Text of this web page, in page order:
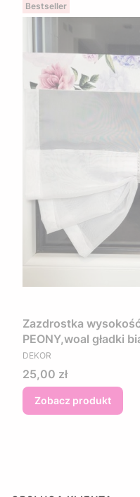
Bestseller
Zazdrostka
PEONY,woal gładki
kwiaty w kolorze
PRODUCENT
DEKOR
Cena
25,00 zł
Zobacz produkt